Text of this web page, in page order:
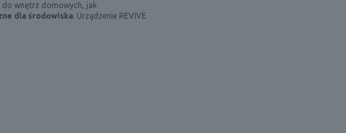
do wnętrz domowych, jak
dla środowiska. Urządzenie REVIVE